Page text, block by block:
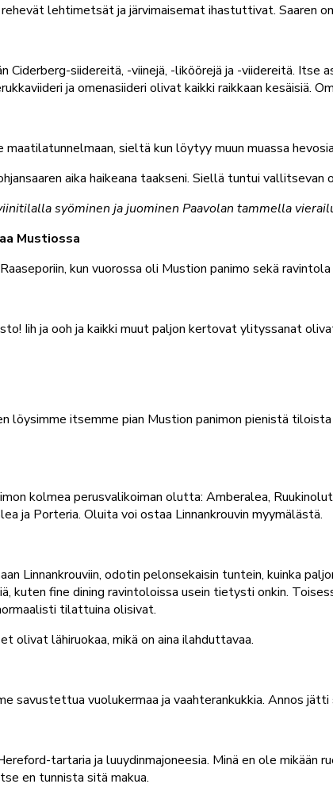
lehtimetsät ja järvimaisemat ihastuttivat. Saaren
siidereitä, -viinejä, -liköörejä ja -viidereitä. Itse
ja omenasiideri olivat kaikki raikkaan kesäisiä.
sieltä kun löytyy muun muassa
aika haikeana taakseni. Siellä tuntui
syöminen ja juominen Paavolan tammella
Mustiossa
kun vuorossa oli Mustion panimo sekä ravintola
Iih ja ooh ja kaikki muut paljon kertovat ylityssanat
löysimme itsemme pian Mustion panimon pienistä
kolmea perusvalikoiman olutta: Amberalea,
ja Porteria. Oluita voi ostaa Linnankrouvin myymälästä.
Linnankrouviin, odotin pelonsekaisin tuntein, kuinka
kuten fine dining ravintoloissa usein tietysti onkin.
tilattuina olisivat.
olivat lähiruokaa, mikä on aina ilahduttavaa.
savustettua vuolukermaa ja vaahterankukkia. Annos
tartaria ja luuydinmajoneesia. Minä en ole
en tunnista sitä makua.